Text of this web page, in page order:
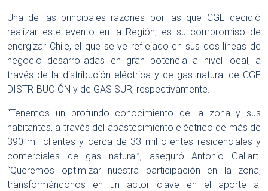
Una de las principales razones por las que CGE decidió
realizar este evento en la Región, es su compromiso de
energizar Chile, el que se ve reflejado en sus dos líneas de
negocio desarrolladas en gran potencia a nivel local, a
través de la distribución eléctrica y de gas natural de CGE
DISTRIBUCIÓN y de GAS SUR, respectivamente.
“Tenemos un profundo conocimiento de la zona y sus
habitantes, a través del abastecimiento eléctrico de más de
390 mil clientes y cerca de 33 mil clientes residenciales y
comerciales de gas natural”, aseguró Antonio Gallart.
“Queremos optimizar nuestra participación en la zona,
transformándonos en un actor clave en el aporte al